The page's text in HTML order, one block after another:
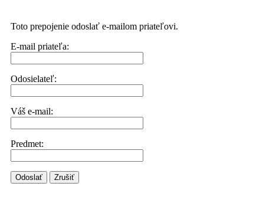
Toto prepojenie odoslať e-mailom priateľovi.
E-mail priateľa:
Odosielateľ:
Váš e-mail:
Predmet:
Odoslať Zrušiť